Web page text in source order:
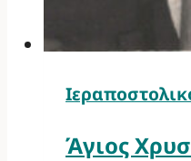
Άγιος